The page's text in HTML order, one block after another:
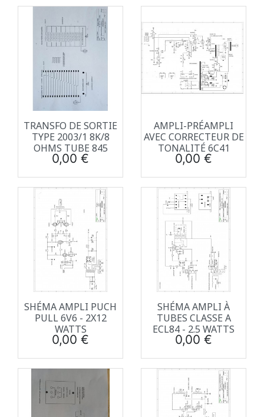
TRANSFO DE SORTIE
TYPE 2003/1 8K/8
OHMS TUBE 845
Prix
0,00 €
AMPLI-PRÉAMPLI
AVEC CORRECTEUR DE
TONALITÉ 6C41
Prix
0,00 €
SHÉMA AMPLI PUCH
PULL 6V6 - 2X12
WATTS
Prix
0,00 €
SHÉMA AMPLI À
TUBES CLASSE A
ECL84 - 2.5 WATTS
Prix
0,00 €